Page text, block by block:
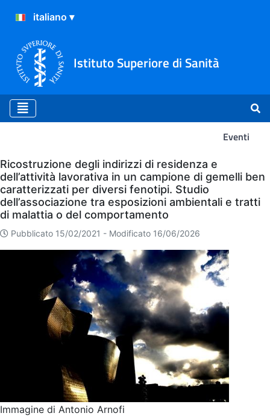
Istituto Superiore di Sanità
Eventi
Eventi
Ricostruzione degli indirizzi di residenza e
dell’attività lavorativa in un campione di gemelli ben
caratterizzati per diversi fenotipi. Studio
dell’associazione tra esposizioni ambientali e tratti
di malattia o del comportamento
Pubblicato 15/02/2021 - Modificato 16/06/2026
Immagine di Antonio Arnofi